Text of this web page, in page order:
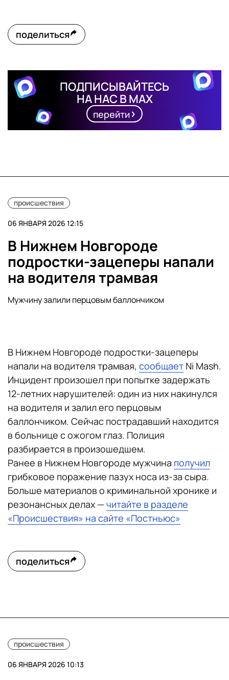
поделиться
ПОДПИСЫВАЙТЕСЬ
НА НАС В MAX
перейти
происшествия
06 ЯНВАРЯ 2026 12:15
В Нижнем Новгороде
подростки-зацеперы напали
на водителя трамвая
Мужчину залили перцовым баллончиком
В Нижнем Новгороде подростки-зацеперы
напали на водителя трамвая, сообщает Ni Mash.
Инцидент произошел при попытке задержать
12-летних нарушителей: один из них накинулся
на водителя и залил его перцовым
баллончиком. Сейчас пострадавший находится
в больнице с ожогом глаз. Полиция
разбирается в произошедшем.
Ранее в Нижнем Новгороде мужчина получил
грибковое поражение пазух носа из-за сыра.
Больше материалов о криминальной хронике и
резонансных делах — читайте в разделе
«Происшествия» на сайте «Постньюс»
поделиться
происшествия
06 ЯНВАРЯ 2026 10:13